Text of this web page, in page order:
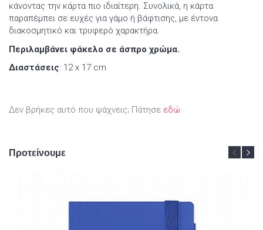
κάνοντας την κάρτα πιο ιδιαίτερη. Συνολικά, η κάρτα
παραπέμπει σε ευχές για γάμο ή βάφτισης, με έντονα
διακοσμητικό και τρυφερό χαρακτήρα.
Περιλαμβάνει φάκελο σε άσπρο χρώμα.
Διαστάσεις: 12 x 17 cm
Δεν βρήκες αυτό που ψάχνεις; Πάτησε εδώ
Προτείνουμε